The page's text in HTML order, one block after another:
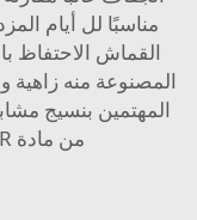
مناسبًا لل أيام
القماش الاحتفاظ
المصنوعة منه زاهية
المهتمين بنسيج
من مادة TR